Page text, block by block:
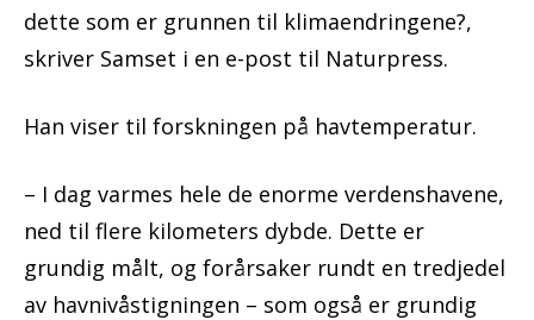
dette som er grunnen til klimaendringene?,
skriver Samset i en e-post til Naturpress.
Han viser til forskningen på havtemperatur.
– I dag varmes hele de enorme verdenshavene,
ned til flere kilometers dybde. Dette er
grundig målt, og forårsaker rundt en tredjedel
av havnivåstigningen – som også er grundig